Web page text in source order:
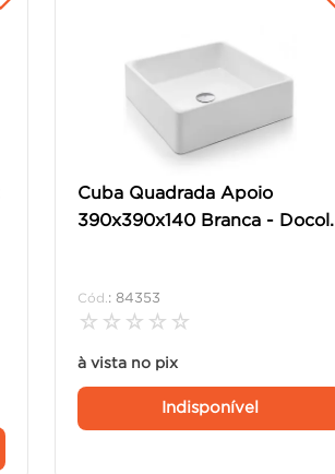
Cuba Quadrada Apoio
390x390x140 Branca - Docol.
:84353
☆ ☆ ☆ ☆ ☆
à vista no pix
Indisponível